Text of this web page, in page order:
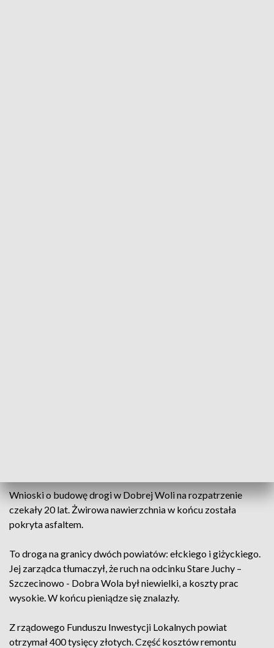
Wnioski o budowę drogi w Dobrej Woli na rozpatrzenie
czekały 20 lat. Żwirowa nawierzchnia w końcu została
pokryta asfaltem.
To droga na granicy dwóch powiatów: ełckiego i giżyckiego.
Jej zarządca tłumaczył, że ruch na odcinku Stare Juchy –
Szczecinowo - Dobra Wola był niewielki, a koszty prac
wysokie. W końcu pieniądze się znalazły.
Z rządowego Funduszu Inwestycji Lokalnych powiat
otrzymał 400 tysięcy złotych. Część kosztów remontu